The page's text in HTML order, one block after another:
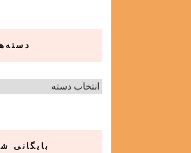
دسته‌ها
بایگانی